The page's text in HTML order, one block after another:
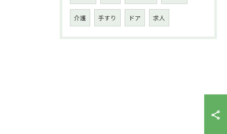
介護 手すり ドア 求人